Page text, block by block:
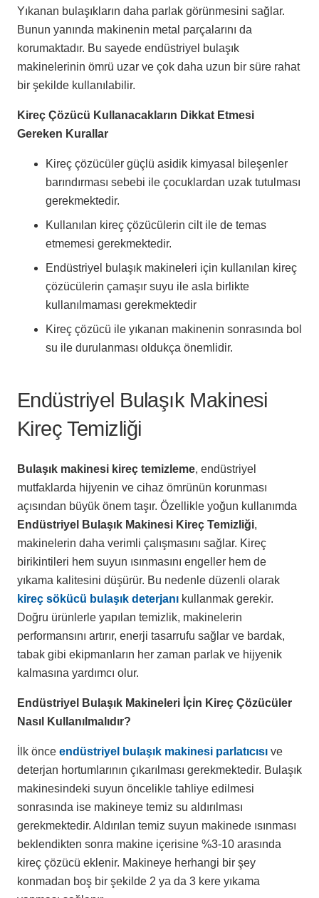
Yıkanan bulaşıkların daha parlak görünmesini sağlar.
Bunun yanında makinenin metal parçalarını da
korumaktadır. Bu sayede endüstriyel bulaşık
makinelerinin ömrü uzar ve çok daha uzun bir süre rahat
bir şekilde kullanılabilir.
Kireç Çözücü Kullanacakların Dikkat Etmesi
Gereken Kurallar
Kireç çözücüler güçlü asidik kimyasal bileşenler
barındırması sebebi ile çocuklardan uzak tutulması
gerekmektedir.
Kullanılan kireç çözücülerin cilt ile de temas
etmemesi gerekmektedir.
Endüstriyel bulaşık makineleri için kullanılan kireç
çözücülerin çamaşır suyu ile asla birlikte
kullanılmaması gerekmektedir
Kireç çözücü ile yıkanan makinenin sonrasında bol
su ile durulanması oldukça önemlidir.
Endüstriyel Bulaşık Makinesi
Kireç Temizliği
Bulaşık makinesi kireç temizleme, endüstriyel
mutfaklarda hijyenin ve cihaz ömrünün korunması
açısından büyük önem taşır. Özellikle yoğun kullanımda
Endüstriyel Bulaşık Makinesi Kireç Temizliği,
makinelerin daha verimli çalışmasını sağlar. Kireç
birikintileri hem suyun ısınmasını engeller hem de
yıkama kalitesini düşürür. Bu nedenle düzenli olarak
kireç sökücü bulaşık deterjanı kullanmak gerekir.
Doğru ürünlerle yapılan temizlik, makinelerin
performansını artırır, enerji tasarrufu sağlar ve bardak,
tabak gibi ekipmanların her zaman parlak ve hijyenik
kalmasına yardımcı olur.
Endüstriyel Bulaşık Makineleri İçin Kireç Çözücüler
Nasıl Kullanılmalıdır?
İlk önce endüstriyel bulaşık makinesi parlatıcısı ve
deterjan hortumlarının çıkarılması gerekmektedir. Bulaşık
makinesindeki suyun öncelikle tahliye edilmesi
sonrasında ise makineye temiz su aldırılması
gerekmektedir. Aldırılan temiz suyun makinede ısınması
beklendikten sonra makine içerisine %3-10 arasında
kireç çözücü eklenir. Makineye herhangi bir şey
konmadan boş bir şekilde 2 ya da 3 kere yıkama